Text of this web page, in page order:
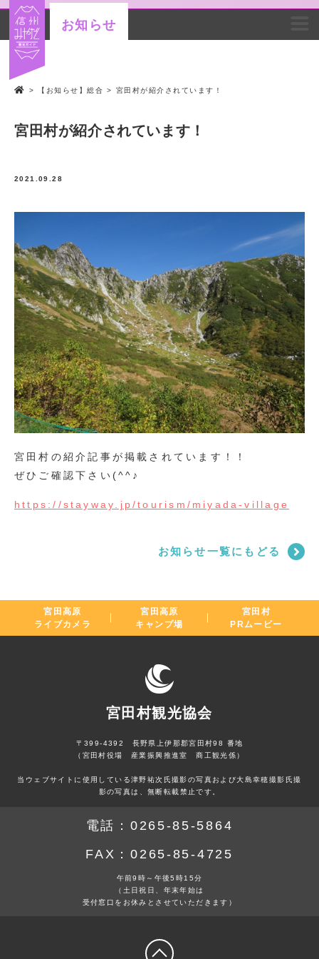
お知らせ
> 【お知らせ】総合 > 宮田村が紹介されています！
宮田村が紹介されています！
2021.09.28
宮田村の紹介記事が掲載されています！！
ぜひご確認下さい(^^♪
https://stayway.jp/tourism/miyada-village
お知らせ一覧にもどる
宮田高原
ライブカメラ
宮田高原
キャンプ場
宮田村
PRムービー
宮田村観光協会
〒399-4392 長野県上伊那郡宮田村98 番地
（宮田村役場 産業振興推進室 商工観光係）
当ウェブサイトに使用している津野祐次氏撮影の写真および大島幸穂撮影氏撮
影の写真は、無断転載禁止です。
電話： 0265-85-5864
FAX：0265-85-4725
午前9時～午後5時15分
（土日祝日、年末年始は
受付窓口をお休みとさせていただきます）